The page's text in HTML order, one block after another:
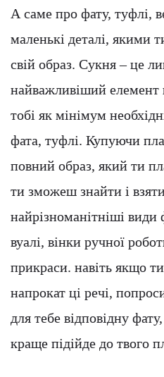
А саме про фату, туфлі,
маленькі деталі, якими
свій образ. Сукня – це
найважливіший елемент
тобі як мінімум
фата, туфлі. Купуючи
повний образ, який ти
ти зможеш знайти і
найрізноманітніші види
вуалі, вінки ручної
прикраси. навіть якщо
напрокат ці речі,
для тебе відповідну
краще підійде до твого